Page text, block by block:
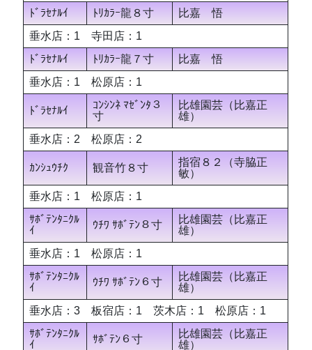
ﾄﾞﾗｾﾅﾙｲ
ﾄﾘｶﾗｰ龍８寸
比嘉 悟
垂水店：1 寺田店：1
ﾄﾞﾗｾﾅﾙｲ
ﾄﾘｶﾗｰ龍７寸
比嘉 悟
垂水店：1 松原店：1
ﾄﾞﾗｾﾅﾙｲ
ｺﾝｼﾝﾈ ﾏｾﾞﾝﾀ３
寸
比雄園芸（比嘉正
雄）
垂水店：2 松原店：2
ｶﾝｼｭｳﾁｸ 観音竹８寸
指宿８２（寺脇正
敏）
垂水店：1 松原店：1
ｻﾎﾞﾃﾝﾀﾆｸﾙ
ｲ
ｳﾁﾜ ｻﾎﾞﾃﾝ８寸
比雄園芸（比嘉正
雄）
垂水店：1 松原店：1
ｻﾎﾞﾃﾝﾀﾆｸﾙ
ｲ
ｳﾁﾜ ｻﾎﾞﾃﾝ６寸
比雄園芸（比嘉正
雄）
垂水店：3 板宿店：1 茨木店：1 松原店：1
ｻﾎﾞﾃﾝﾀﾆｸﾙ
ｲ
ｻﾎﾞﾃﾝ６寸
比雄園芸（比嘉正
雄）